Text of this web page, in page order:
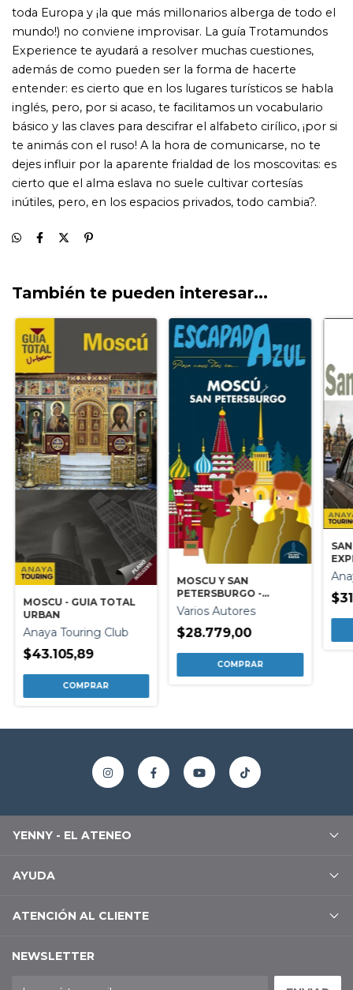
También te pueden interesar...
MOSCU - GUIA TOTAL
URBAN
Anaya Touring Club
$43.105,89
MOSCU Y SAN
PETERSBURGO -
ESCAPADA AZUL
Varios Autores
$28.779,00
YENNY - EL ATENEO
AYUDA
ATENCIÓN AL CLIENTE
NEWSLETTER